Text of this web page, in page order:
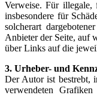
Verweise. Für illegale,
insbesondere für
solcherart
Anbieter der Seite, auf
über Links auf die
3. Urheber- und
Der Autor ist bestrebt,
verwendeten